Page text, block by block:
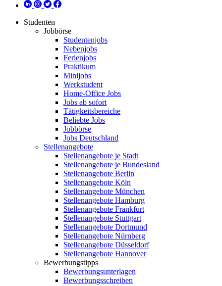
Studenten
Jobbörse
Studentenjobs
Nebenjobs
Ferienjobs
Praktikum
Minijobs
Werkstudent
Home-Office Jobs
Jobs ab sofort
Tätigkeitsbereiche
Beliebte Jobs
Jobbörse
Jobs Deutschland
Stellenangebote
Stellenangebote je Stadt
Stellenangebote je Bundesland
Stellenangebote Berlin
Stellenangebote Köln
Stellenangebote München
Stellenangebote Hamburg
Stellenangebote Frankfurt
Stellenangebote Stuttgart
Stellenangebote Dortmund
Stellenangebote Nürnberg
Stellenangebote Düsseldorf
Stellenangebote Hannover
Bewerbungstipps
Bewerbungsunterlagen
Bewerbungsschreiben